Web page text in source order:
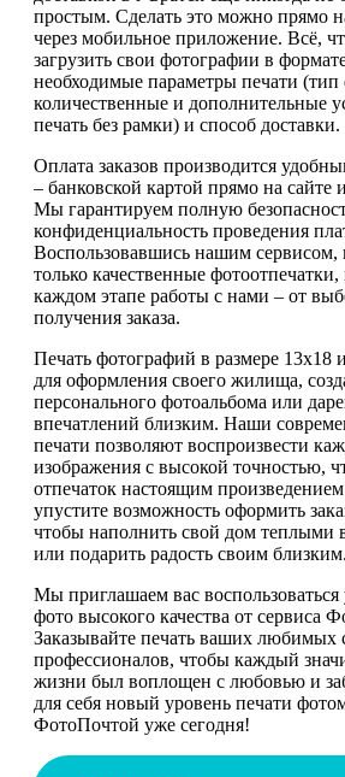
простым. Сделать это можно прямо
через мобильное приложение. Всё,
загрузить свои фотографии в
необходимые параметры печати (тип
количественные и дополнительные
печать без рамки) и способ доставки.
Оплата заказов производится
– банковской картой прямо на
Мы гарантируем полную
конфиденциальность проведения
Воспользовавшись нашим сервисом,
только качественные
каждом этапе работы с нами – от
получения заказа.
Печать фотографий в размере 13х18
для оформления своего жилища,
персонального фотоальбома или
впечатлений близким. Наши
печати позволяют воспроизвести
изображения с высокой точностью,
отпечаток настоящим
упустите возможность оформить
чтобы наполнить свой дом теплыми
или подарить радость своим близким.
Мы приглашаем вас воспользоваться
фото высокого качества от сервиса
Заказывайте печать ваших любимых
профессионалов, чтобы каждый
жизни был воплощен с любовью и
для себя новый уровень печати
ФотоПочтой уже сегодня!